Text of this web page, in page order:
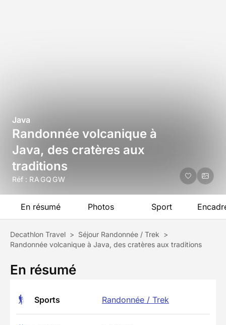
Java
Randonnée volcanique à
Java, des cratères aux
traditions
Réf : RAGQGW
En résumé Photos Sport
Decathlon Travel > Séjour Randonnée / Trek >
Randonnée volcanique à Java, des cratères aux traditions
En résumé
Sports Randonnée / Trek